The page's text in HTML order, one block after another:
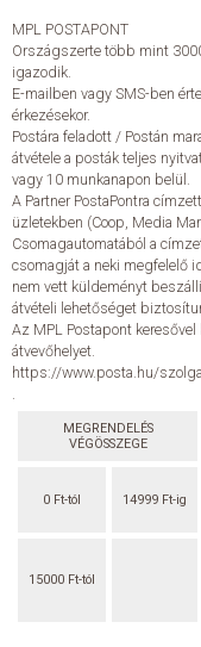
MPL POSTAPONT
Országszerte több mint
igazodik.
E-mailben vagy SMS-ben
érkezésekor.
Postára feladott / Postán
átvétele a posták teljes
vagy 10 munkanapon belül.
A Partner PostaPontra
üzletekben (Coop, Media
Csomagautomatából a
csomagját a neki megfelelő
nem vett küldeményt
átvételi lehetőséget
Az MPL Postapont
átvevőhelyet.
https://www.posta.hu/
.
MEGRENDELÉS
VÉGÖSSZEGE
0 Ft-tól 14999 Ft-ig
15000 Ft-tól